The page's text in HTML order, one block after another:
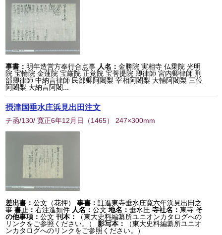
事書： 明年造営方奉行合点事 人名：金勝院 実相寺 仏乗院 光明
院 宝輪院 金蓮院 宝厳院 正覚院 宝菩提院 卿律師 宮内卿律師 刑
部卿律師 中納言律師 民部卿阿闍梨 宰相阿闍梨 大輔阿闍梨 三位
阿闍梨 大納言阿闍...
摂津国垂水庄浜見出田注文
チ函/130/ 寛正6年12月日 （1465） 247×300mm
差出書：公文（花押） 事書：註進東寺垂水庄寛六年浜見出田之
事 書止：右注進如件 人名：公文 地名：垂水圧 寺社名：東寺 そ
の他事項：公文 刊本：
（東大史料編纂所ユニオンカタログへの
リンクをご参照ください。）
影写本：
（東大史料編纂所ユニオ
ンカタログへのリンクをご参照ください。）